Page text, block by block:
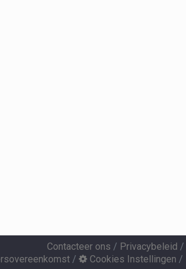
Contacteer ons / Privacybeleid /
/ Cookies Instellingen /